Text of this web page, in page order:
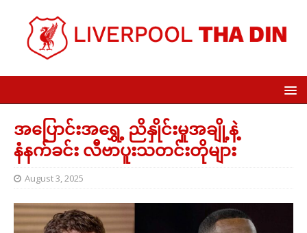
အပြောင်းအရွှေ့ ညိနှိုင်းမှုအချို့နဲ့
နံနက်ခင်း လီဗာပူးသတင်းတိုများ
August 3, 2025